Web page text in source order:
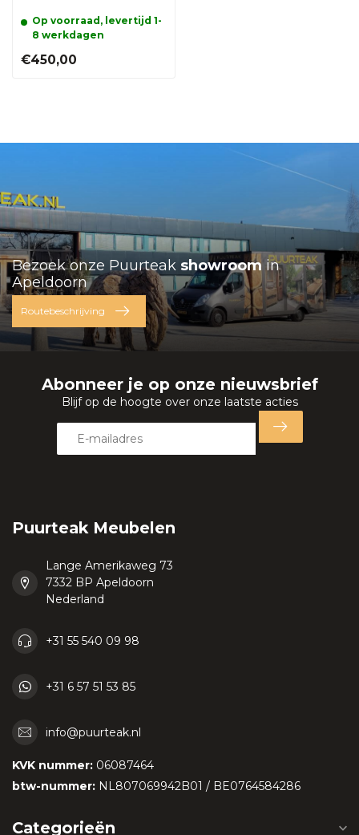
Op voorraad, levertijd 1-
8 werkdagen
€450,00
Bezoek onze Puurteak showroom in
Apeldoorn
Routebeschrijving
Abonneer je op onze nieuwsbrief
Blijf op de hoogte over onze laatste acties
Puurteak Meubelen
Lange Amerikaweg 73
7332 BP Apeldoorn
Nederland
+31 55 540 09 98
+31 6 57 51 53 85
info@puurteak.nl
KVK nummer: 06087464
btw-nummer: NL807069942B01 / BE0764584286
Categorieën